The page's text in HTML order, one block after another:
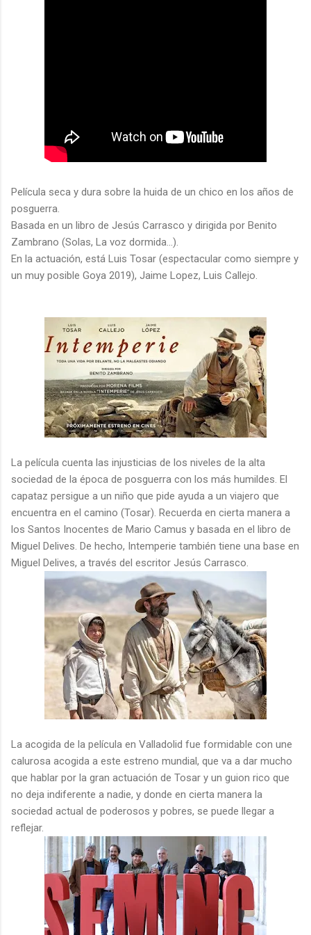
Película seca y dura sobre la huida de un chico en los años de
posguerra.
Basada en un libro de Jesús Carrasco y dirigida por Benito
Zambrano (Solas, La voz dormida...).
En la actuación, está Luis Tosar (espectacular como siempre y
un muy posible Goya 2019), Jaime Lopez, Luis Callejo.
La película cuenta las injusticias de los niveles de la alta
sociedad de la época de posguerra con los más humildes. El
capataz persigue a un niño que pide ayuda a un viajero que
encuentra en el camino (Tosar). Recuerda en cierta manera a
los Santos Inocentes de Mario Camus y basada en el libro de
Miguel Delives. De hecho, Intemperie también tiene una base en
Miguel Delives, a través del escritor Jesús Carrasco.
La acogida de la película en Valladolid fue formidable con une
calurosa acogida a este estreno mundial, que va a dar mucho
que hablar por la gran actuación de Tosar y un guion rico que
no deja indiferente a nadie, y donde en cierta manera la
sociedad actual de poderosos y pobres, se puede llegar a
reflejar.